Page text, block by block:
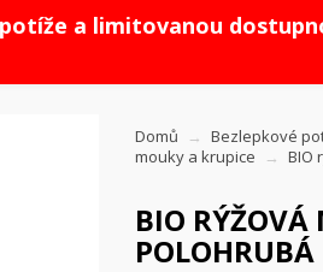
a limitovanou
Domů Bezlepkové
mouky a krupice
BIO
BIO RÝŽOVÁ
POLOHRUBÁ